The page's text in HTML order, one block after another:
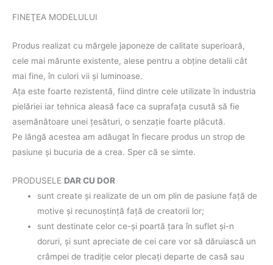
FINEŢEA MODELULUI
Produs realizat cu mărgele japoneze de calitate superioară,
cele mai mărunte existente, alese pentru a obţine detalii cât
mai fine, în culori vii şi luminoase.
Aţa este foarte rezistentă, fiind dintre cele utilizate în industria
pielăriei iar tehnica aleasă face ca suprafaţa cusută să fie
asemănătoare unei ţesături, o senzaţie foarte plăcută.
Pe lângă acestea am adăugat în fiecare produs un strop de
pasiune şi bucuria de a crea. Sper că se simte.
PRODUSELE DAR CU DOR
sunt create şi realizate de un om plin de pasiune faţă de
motive şi recunoştinţă faţă de creatorii lor;
sunt destinate celor ce-şi poartă ţara în suflet şi-n
doruri, şi sunt apreciate de cei care vor să dăruiască un
crâmpei de tradiţie celor plecaţi departe de casă sau